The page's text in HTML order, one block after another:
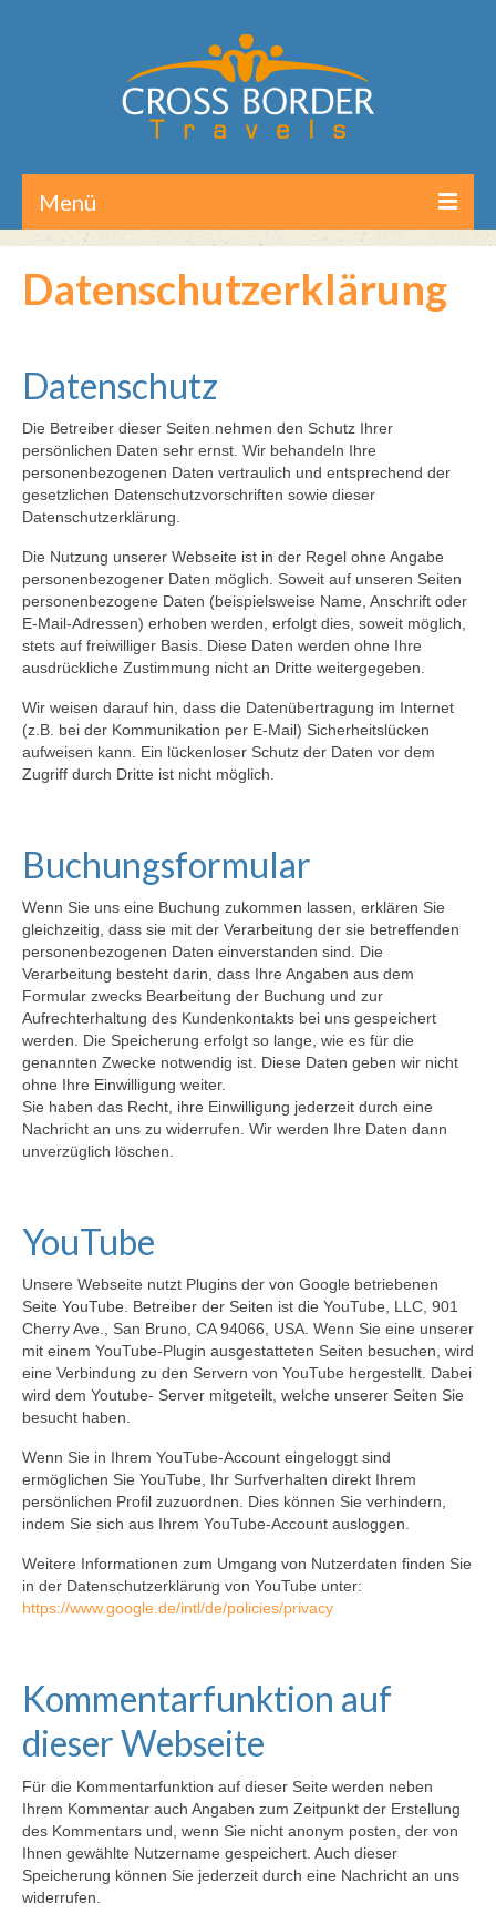
Menü
Reisen/Touren
Über CB-Travels
Kontakt
Datenschutzerklärung
Datenschutz
Die Betreiber dieser Seiten nehmen den Schutz Ihrer
persönlichen Daten sehr ernst. Wir behandeln Ihre
personenbezogenen Daten vertraulich und entsprechend der
gesetzlichen Datenschutzvorschriften sowie dieser
Datenschutzerklärung.
Die Nutzung unserer Webseite ist in der Regel ohne Angabe
personenbezogener Daten möglich. Soweit auf unseren Seiten
personenbezogene Daten (beispielsweise Name, Anschrift oder
E-Mail-Adressen) erhoben werden, erfolgt dies, soweit möglich,
stets auf freiwilliger Basis. Diese Daten werden ohne Ihre
ausdrückliche Zustimmung nicht an Dritte weitergegeben.
Wir weisen darauf hin, dass die Datenübertragung im Internet
(z.B. bei der Kommunikation per E-Mail) Sicherheitslücken
aufweisen kann. Ein lückenloser Schutz der Daten vor dem
Zugriff durch Dritte ist nicht möglich.
Buchungsformular
Wenn Sie uns eine Buchung zukommen lassen, erklären Sie
gleichzeitig, dass sie mit der Verarbeitung der sie betreffenden
personenbezogenen Daten einverstanden sind. Die
Verarbeitung besteht darin, dass Ihre Angaben aus dem
Formular zwecks Bearbeitung der Buchung und zur
Aufrechterhaltung des Kundenkontakts bei uns gespeichert
werden. Die Speicherung erfolgt so lange, wie es für die
genannten Zwecke notwendig ist. Diese Daten geben wir nicht
ohne Ihre Einwilligung weiter.
Sie haben das Recht, ihre Einwilligung jederzeit durch eine
Nachricht an uns zu widerrufen. Wir werden Ihre Daten dann
unverzüglich löschen.
YouTube
Unsere Webseite nutzt Plugins der von Google betriebenen
Seite YouTube. Betreiber der Seiten ist die YouTube, LLC, 901
Cherry Ave., San Bruno, CA 94066, USA. Wenn Sie eine unserer
mit einem YouTube-Plugin ausgestatteten Seiten besuchen, wird
eine Verbindung zu den Servern von YouTube hergestellt. Dabei
wird dem Youtube- Server mitgeteilt, welche unserer Seiten Sie
besucht haben.
Wenn Sie in Ihrem YouTube-Account eingeloggt sind
ermöglichen Sie YouTube, Ihr Surfverhalten direkt Ihrem
persönlichen Profil zuzuordnen. Dies können Sie verhindern,
indem Sie sich aus Ihrem YouTube-Account ausloggen.
Weitere Informationen zum Umgang von Nutzerdaten finden Sie
in der Datenschutzerklärung von YouTube unter:
https://www.google.de/intl/de/policies/privacy
Kommentarfunktion auf
dieser Webseite
Für die Kommentarfunktion auf dieser Seite werden neben
Ihrem Kommentar auch Angaben zum Zeitpunkt der Erstellung
des Kommentars und, wenn Sie nicht anonym posten, der von
Ihnen gewählte Nutzername gespeichert. Auch dieser
Speicherung können Sie jederzeit durch eine Nachricht an uns
widerrufen.